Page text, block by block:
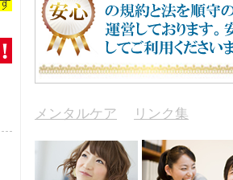
メンタルケア リンク集